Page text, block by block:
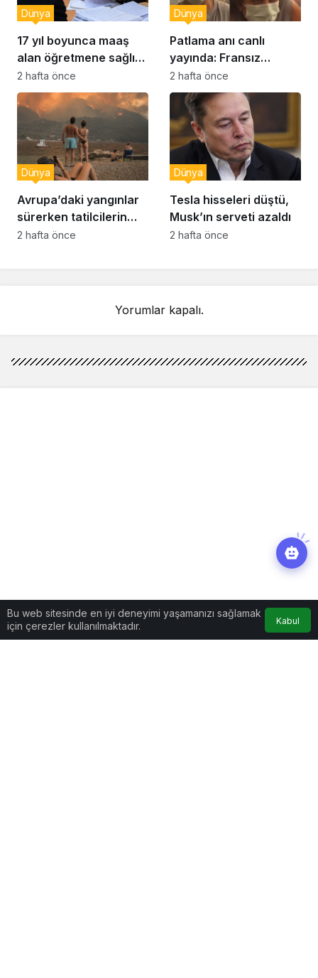
17 yıl boyunca maaş
alan öğretmene sağlık
raporu soruşturması
Dünya
2 hafta önce
Patlama anı canlı
yayında: Fransız
muhabir şaşkın
Dünya
2 hafta önce
Avrupa’daki yangınlar
sürerken tatilcilerin
kayıtsızlığı tepki yarattı
Dünya
2 hafta önce
Tesla hisseleri düştü,
Musk’ın serveti azaldı
Dünya
2 hafta önce
Yorumlar kapalı.
Bu web sitesinde en iyi deneyimi yaşamanızı sağlamak
için çerezler kullanılmaktadır.
Kabul